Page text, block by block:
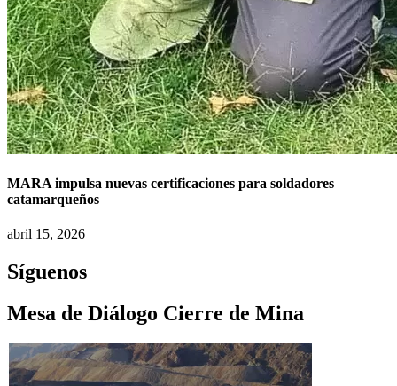
MARA impulsa nuevas certificaciones para soldadores
catamarqueños
abril 15, 2026
Síguenos
Mesa de Diálogo Cierre de Mina